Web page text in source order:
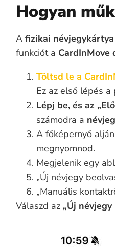
Hogyan
A fizikai
funkciót a
Töltsd le a
Ez az első lépés
Lépj be, és az
számodra a
A főképernyő
megnyomnod.
Megjelenik egy
„Új névjegy
„Manuális
Válaszd az „Új névjegy